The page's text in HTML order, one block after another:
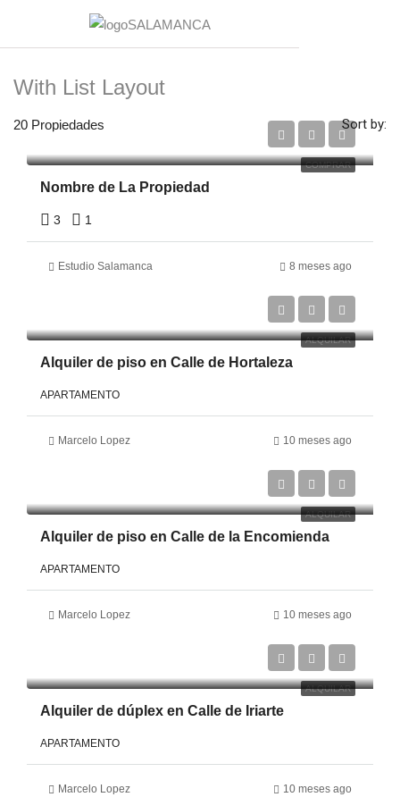
With List Layout
20 Propiedades Sort by:
COMPRAR
€180,000
Nombre de La Propiedad
3 1
Estudio Salamanca 8 meses ago
ALQUILAR
Alquiler de piso en Calle de Hortaleza
APARTAMENTO
Marcelo Lopez 10 meses ago
ALQUILAR
Alquiler de piso en Calle de la Encomienda
APARTAMENTO
Marcelo Lopez 10 meses ago
ALQUILAR
Alquiler de dúplex en Calle de Iriarte
APARTAMENTO
Marcelo Lopez 10 meses ago